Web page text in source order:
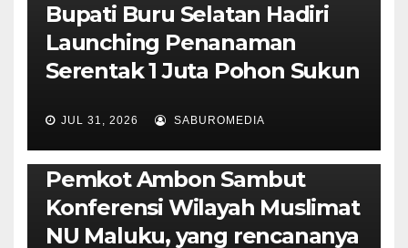
Bupati Buru Selatan Hadiri
Launching Penanaman
Serentak 1 Juta Pohon Sukun
JUL 31, 2026 SABUROMEDIA
AMBON METRO JURNALISME AKTIVIS
POLITIK & PEMERINTAHAN
Pemkot Ambon Sambut
Konferensi Wilayah Muslimat
NU Maluku, yang rencananya